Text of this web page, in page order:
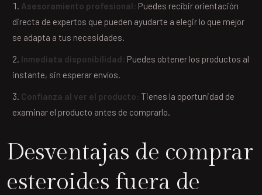
Asesoramiento profesional: Puedes recibir orientación
directa de expertos que pueden ayudarte a elegir lo que mejor
se adapta a tus necesidades.
Inmediata disponibilidad: Puedes obtener los productos al
instante, sin esperar envíos.
Confianza al ver el producto: Tienes la oportunidad de
examinar el producto antes de comprarlo.
Desventajas de comprar
esteroides fuera de